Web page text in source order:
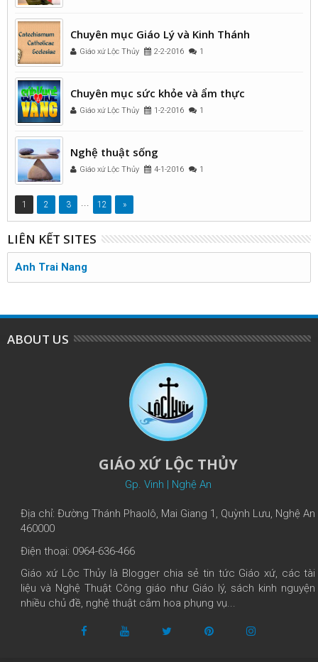
Chuyên mục Giáo Lý và Kinh Thánh
Giáo xứ Lộc Thủy 2-2-2016 1
Chuyên mục sức khỏe và ẩm thực
Giáo xứ Lộc Thủy 1-2-2016 1
Nghệ thuật sống
Giáo xứ Lộc Thủy 4-1-2016 1
1 2 3 ... 12 »
LIÊN KẾT SITES
Anh Trai Nang
ABOUT US
GIÁO XỨ LỘC THỦY
Gp. Vinh | Nghệ An
Địa chỉ: Đường Thánh Phaolô, Mai Giang 1, Quỳnh Lưu, Nghệ An
460000
Điện thoại: 0964-636-466
Giáo xứ Lộc Thủy là Blogger chia sẻ tin tức Giáo xứ, các tài
liệu và Nghệ Thuật Công giáo như Giáo lý, sách kinh nguyện
nhiều chủ đề, nghệ thuật cắm hoa phụng vụ...